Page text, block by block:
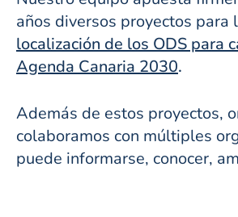
años diversos proyectos
localización de los ODS para
Agenda Canaria 2030.
Además de estos proyectos,
colaboramos con múltiples
puede informarse, conocer,